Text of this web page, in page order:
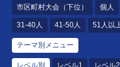
市区町村大会（下位） 個人
31-40人 41-50人 51人以
テーマ別メニュー
レベル別 レベル1 レベル2